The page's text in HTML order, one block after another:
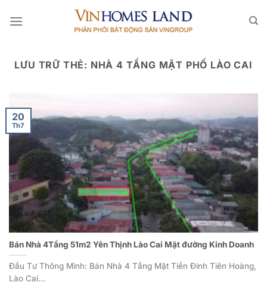
qua
LƯU TRỮ THẺ: NHÀ 4 TẦNG MẶT PHỐ LÀO CAI
Bán Nhà 4Tầng 51m2 Yên Thịnh Lào Cai Mặt đường Kinh Doanh
Đầu Tư Thông Minh: Bán Nhà 4 Tầng Mặt Tiền Đinh Tiên Hoàng,
Lào Cai...
20
Th7